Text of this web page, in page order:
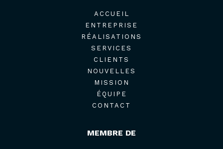
ACCUEIL
ENTREPRISE
RÉALISATIONS
SERVICES
CLIENTS
NOUVELLES
MISSION
ÉQUIPE
CONTACT
MEMBRE DE